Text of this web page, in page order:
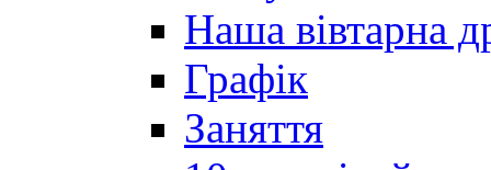
Наша вівтарна
Графік
Заняття